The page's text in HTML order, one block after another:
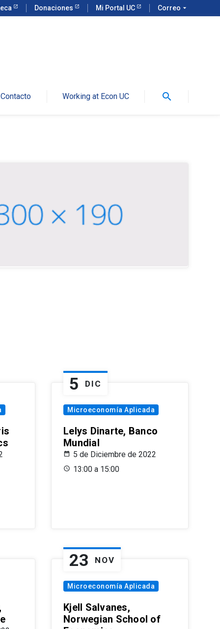
Donaciones Mi Portal UC Correo arrow_drop_down
Contacto Working at Econ UC search
5 DIC
Microeconomía Aplicada
Lelys Dinarte, Banco
Mundial
5 de Diciembre de 2022
13:00 a 15:00
23 NOV
Microeconomía Aplicada
Kjell Salvanes,
Norwegian School of